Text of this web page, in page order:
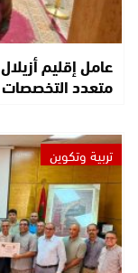
عامل إقليم
متعدد
تربية وتكوين